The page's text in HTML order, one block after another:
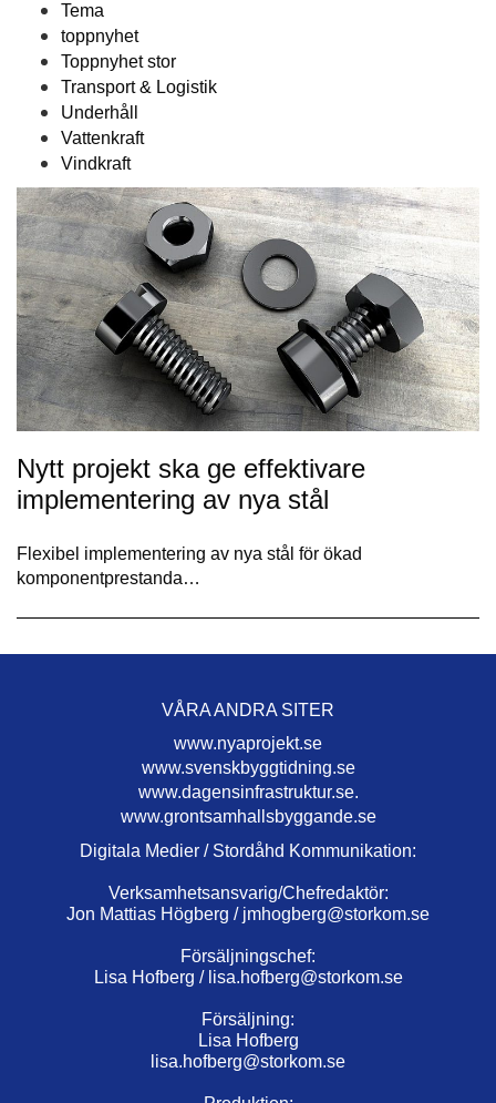
Tema
toppnyhet
Toppnyhet stor
Transport & Logistik
Underhåll
Vattenkraft
Vindkraft
Nytt projekt ska ge effektivare
implementering av nya stål
Flexibel implementering av nya stål för ökad
komponentprestanda…
VÅRA ANDRA SITER
www.nyaprojekt.se
www.svenskbyggtidning.se
www.dagensinfrastruktur.se.
www.grontsamhallsbyggande.se
Digitala Medier / Stordåhd Kommunikation:
Verksamhetsansvarig/Chefredaktör:
Jon Mattias Högberg / jmhogberg@storkom.se
Försäljningschef:
Lisa Hofberg / lisa.hofberg@storkom.se
Försäljning:
Lisa Hofberg
lisa.hofberg@storkom.se